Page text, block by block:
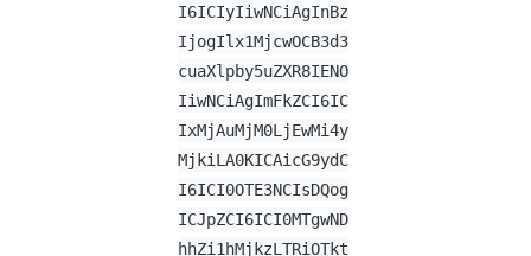
I6ICIyIiwNCiAgInBz
IjogIlx1MjcwOCB3d3
cuaXlpby5uZXR8IENO
IiwNCiAgImFkZCI6IC
IxMjAuMjM0LjEwMi4y
MjkiLA0KICAicG9ydC
I6ICI0OTE3NCIsDQog
ICJpZCI6ICI0MTgwND
hhZi1hMjkzLTRiOTkt